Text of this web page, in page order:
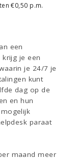
€0,50 p.m.
een
je een
je 24/7 je
kunt
dag op de
en hun
paraat
maand meer